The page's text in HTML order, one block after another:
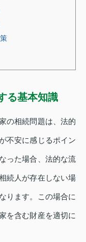
る基本知識
の相続問題は、法的
不安に感じるポイン
った場合、法的な流
続人が存在しない場
ります。この場合に
を含む財産を適切に